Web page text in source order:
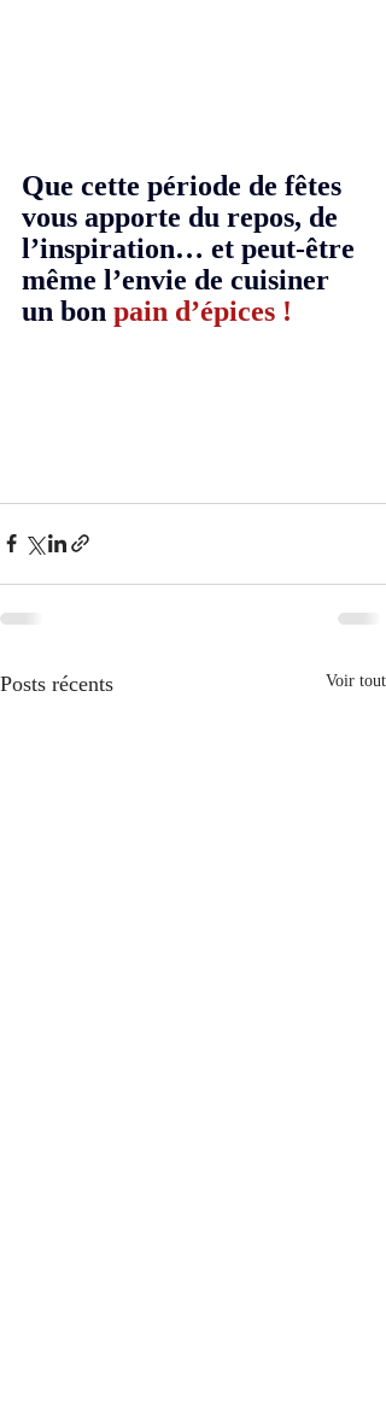
Que cette période de fêtes
vous apporte du repos, de
l’inspiration… et peut-être
même l’envie de cuisiner
un bon pain d’épices !
Posts récents Voir tout